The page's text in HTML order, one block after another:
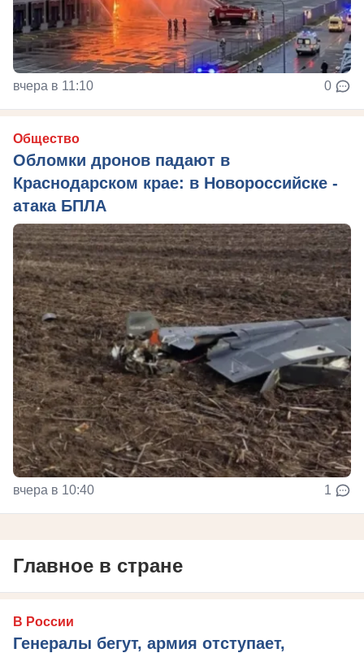
вчера в 11:10 0
Общество
Обломки дронов падают в
Краснодарском крае: в Новороссийске -
атака БПЛА
вчера в 10:40 1
Главное в стране
В России
Генералы бегут, армия отступает,